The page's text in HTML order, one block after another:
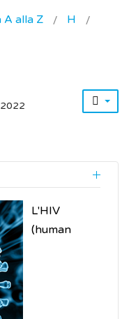
A alla Z
H
L'HIV
(human